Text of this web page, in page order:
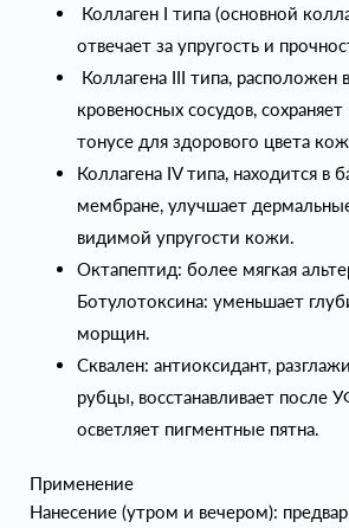
Коллаген I типа (основной
отвечает за упругость и
Коллагена III типа, расположен
кровеносных сосудов,
тонусе для здорового цвета
Коллагена IV типа, находится в
мембране, улучшает
видимой упругости кожи.
Октапептид: более мягкая
Ботулотоксина: уменьшает
морщин.
Сквален: антиоксидант,
рубцы, восстанавливает после
осветляет пигментные пятна.
Применение
Нанесение (утром и вечером):